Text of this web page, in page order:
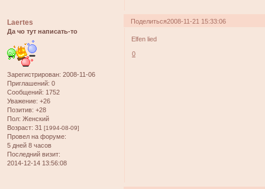
Поделиться2008-11-21 15:33:06
Laertes
Да чо тут написать-то
Зарегистрирован: 2008-11-06
Приглашений: 0
Сообщений: 1752
Уважение: +26
Позитив: +28
Пол: Женский
Возраст: 31 [1994-08-09]
Провел на форуме:
5 дней 8 часов
Последний визит:
2014-12-14 13:56:08
Elfen lied
0